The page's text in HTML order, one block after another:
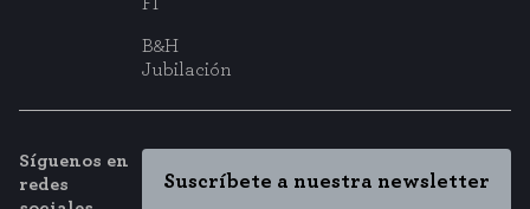
B&H
Jubilación
Síguenos en
redes
Suscríbete a nuestra newsletter